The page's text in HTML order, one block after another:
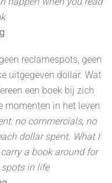
reclamespots, geen
uitgegeven dollar. Wat
een boek bij zich
momenten in het leven
no commercials, no
dollar spent. What I
a book around for
in life